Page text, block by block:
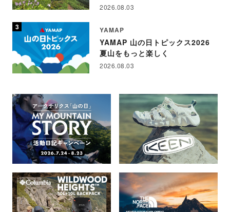
2026.08.03
YAMAP
YAMAP 山の日トピックス2026
夏山をもっと楽しく
2026.08.03